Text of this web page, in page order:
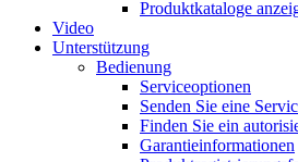
Produktkataloge
Video
Unterstützung
Bedienung
Serviceoptionen
Senden Sie eine
Finden Sie ein
Garantieinformationen